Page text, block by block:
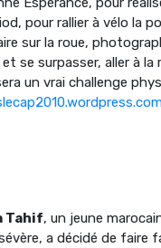
pour rallier à vélo la
sur la roue,
se surpasser, aller à
un vrai challenge
Tahif, un jeune
a décidé de faire